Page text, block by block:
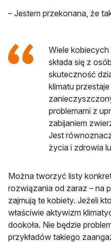
– Jestem przekonana, że
Wiele kobiecych
składa się z
skuteczność
klimatu
problemami z
zabijaniem
Jest
życia i zdrowia
Można tworzyć listy
rozwiązania od zaraz – na
zajmują te kobiety. Jeżeli
właściwie aktywizm
dookoła. Nie będzie
przykładów takiego